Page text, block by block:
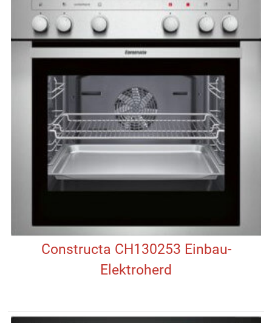
Constructa CH130253 Einbau-
Elektroherd